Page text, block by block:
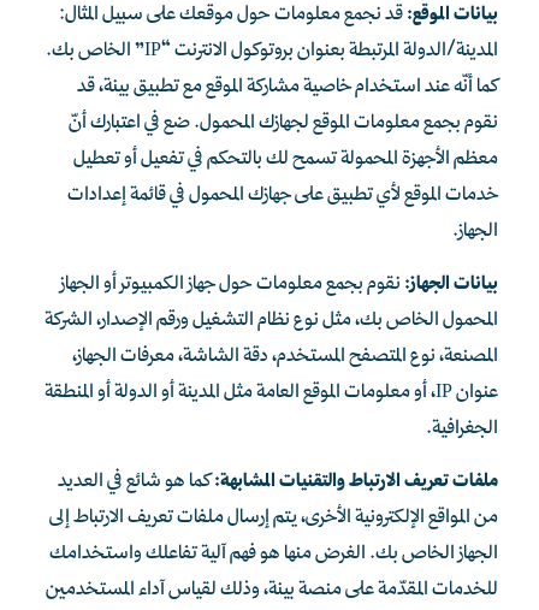
بيانات الموقع:قد نجمع معلومات حول موقعك على سبيل المثال:
المدينة/الدولة المرتبطة بعنوان بروتوكول الانترنت “IP” الخاص بك.
كما أنّه عند استخدام خاصية مشاركة الموقع مع تطبيق بينة، قد
نقوم بجمع معلومات الموقع لجهازك المحمول. ضع في اعتبارك أنّ
معظم الأجهزة المحمولة تسمح لك بالتحكم في تفعيل أو تعطيل
خدمات الموقع لأي تطبيق على جهازك المحمول في قائمة إعدادات
الجهاز.
بيانات الجهاز: نقوم بجمع معلومات حول جهاز الكمبيوتر أو الجهاز
المحمول الخاص بك، مثل نوع نظام التشغيل ورقم الإصدار، الشركة
المصنعة، نوع المتصفح المستخدم، دقة الشاشة، معرفات الجهاز،
عنوان IP، أو معلومات الموقع العامة مثل المدينة أو الدولة أو المنطقة
الجغرافية.
ملفات تعريف الارتباط والتقنيات المشابهة:كما هو شائع في العديد
من المواقع الإلكترونية الأخرى، يتم إرسال ملفات تعريف الارتباط إلى
الجهاز الخاص بك. الغرض منها هو فهم آلية تفاعلك واستخدامك
للخدمات المقدّمة على منصة بينة، وذلك لقياس آداء المستخدمين